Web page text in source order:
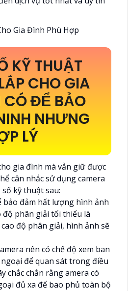
KỸ THUẬT
CHO GIA
CÓ ĐỂ BẢO
NHƯNG
LÝ
gia đình mà vẫn giữ được
cân nhắc sử dụng camera
kỹ thuật sau:
bảo đảm hất lượng hình ảnh
độ phân giải tối thiểu là
cao độ phân giải, hình ảnh sẽ
nên có chế độ xem ban
để quan sát trong điều
chắc chắn rằng amera có
đủ xa để bao phủ toàn bộ